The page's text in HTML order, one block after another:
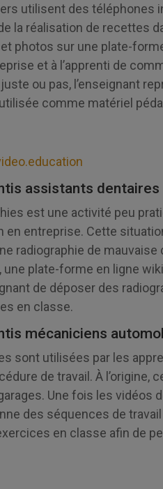
utilisent des téléphones
la réalisation de recettes
photos sur une plate-
et à l’apprenti de
ou pas, l’enseignant
comme matériel
assistants dentaires
est une activité peu
en entreprise. Cette
radiographie de
une plate-forme en ligne
de déposer des
en classe.
mécaniciens
sont utilisées par les
de travail. À
Une fois les vidéos
des séquences de
en classe afin de